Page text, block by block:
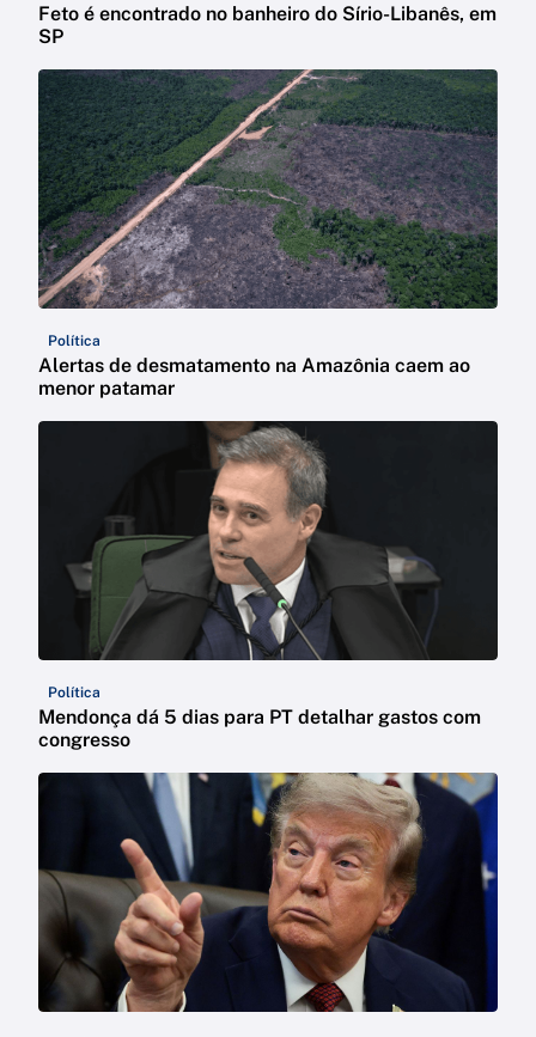
Feto é encontrado no banheiro do Sírio-Libanês, em
SP
Política
Alertas de desmatamento na Amazônia caem ao
menor patamar
Política
Mendonça dá 5 dias para PT detalhar gastos com
congresso